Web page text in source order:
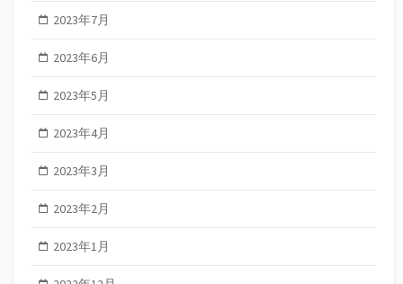
2023年7月
2023年6月
2023年5月
2023年4月
2023年3月
2023年2月
2023年1月